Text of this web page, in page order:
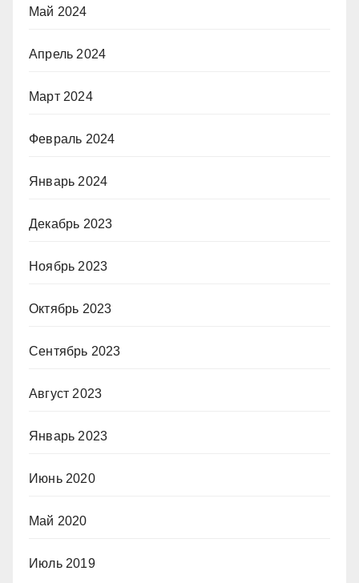
Май 2024
Апрель 2024
Март 2024
Февраль 2024
Январь 2024
Декабрь 2023
Ноябрь 2023
Октябрь 2023
Сентябрь 2023
Август 2023
Январь 2023
Июнь 2020
Май 2020
Июль 2019